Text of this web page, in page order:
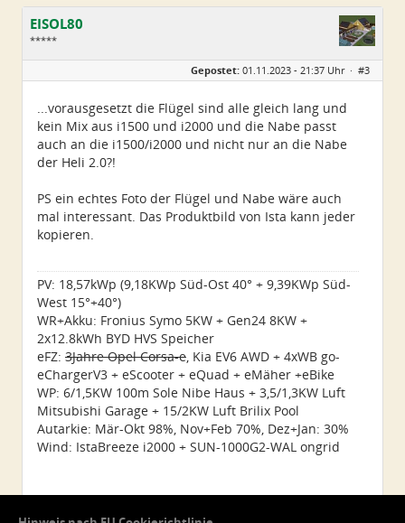
EISOL80
*****
Geschlecht:
Alter:
45
Dabei seit:
07 / 2022
Gepostet: 01.11.2023 - 21:37 Uhr · #3
...vorausgesetzt die Flügel sind alle gleich lang und
kein Mix aus i1500 und i2000 und die Nabe passt
auch an die i1500/i2000 und nicht nur an die Nabe
der Heli 2.0?!
PS ein echtes Foto der Flügel und Nabe wäre auch
mal interessant. Das Produktbild von Ista kann jeder
kopieren.
PV: 18,57kWp (9,18KWp Süd-Ost 40° + 9,39KWp Süd-
West 15°+40°)
WR+Akku: Fronius Symo 5KW + Gen24 8KW +
2x12.8kWh BYD HVS Speicher
eFZ: 3Jahre Opel Corsa-e, Kia EV6 AWD + 4xWB go-
eChargerV3 + eScooter + eQuad + eMäher +eBike
WP: 6/1,5KW 100m Sole Nibe Haus + 3,5/1,3KW Luft
Mitsubishi Garage + 15/2KW Luft Brilix Pool
Autarkie: Mär-Okt 98%, Nov+Feb 70%, Dez+Jan: 30%
Wind: IstaBreeze i2000 + SUN-1000G2-WAL ongrid